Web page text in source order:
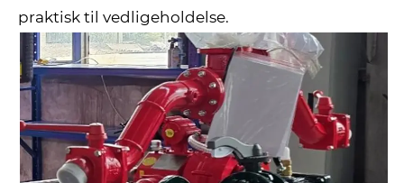
praktisk til vedligeholdelse.